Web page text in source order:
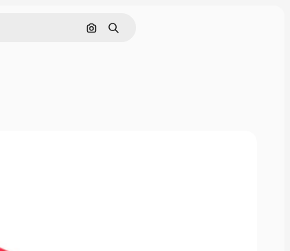
Pesquisar por imagem
Buscar